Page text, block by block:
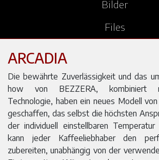
Bilder
Files
ARCADIA
Die bewährte Zuverlässigkeit und das
how von BEZZERA, kombiniert
Technologie, haben ein neues Modell
geschaffen, das selbst die höchsten
der individuell einstellbaren Temperatur
kann jeder Kaffeeliebhaber den
zubereiten, unabhängig von der